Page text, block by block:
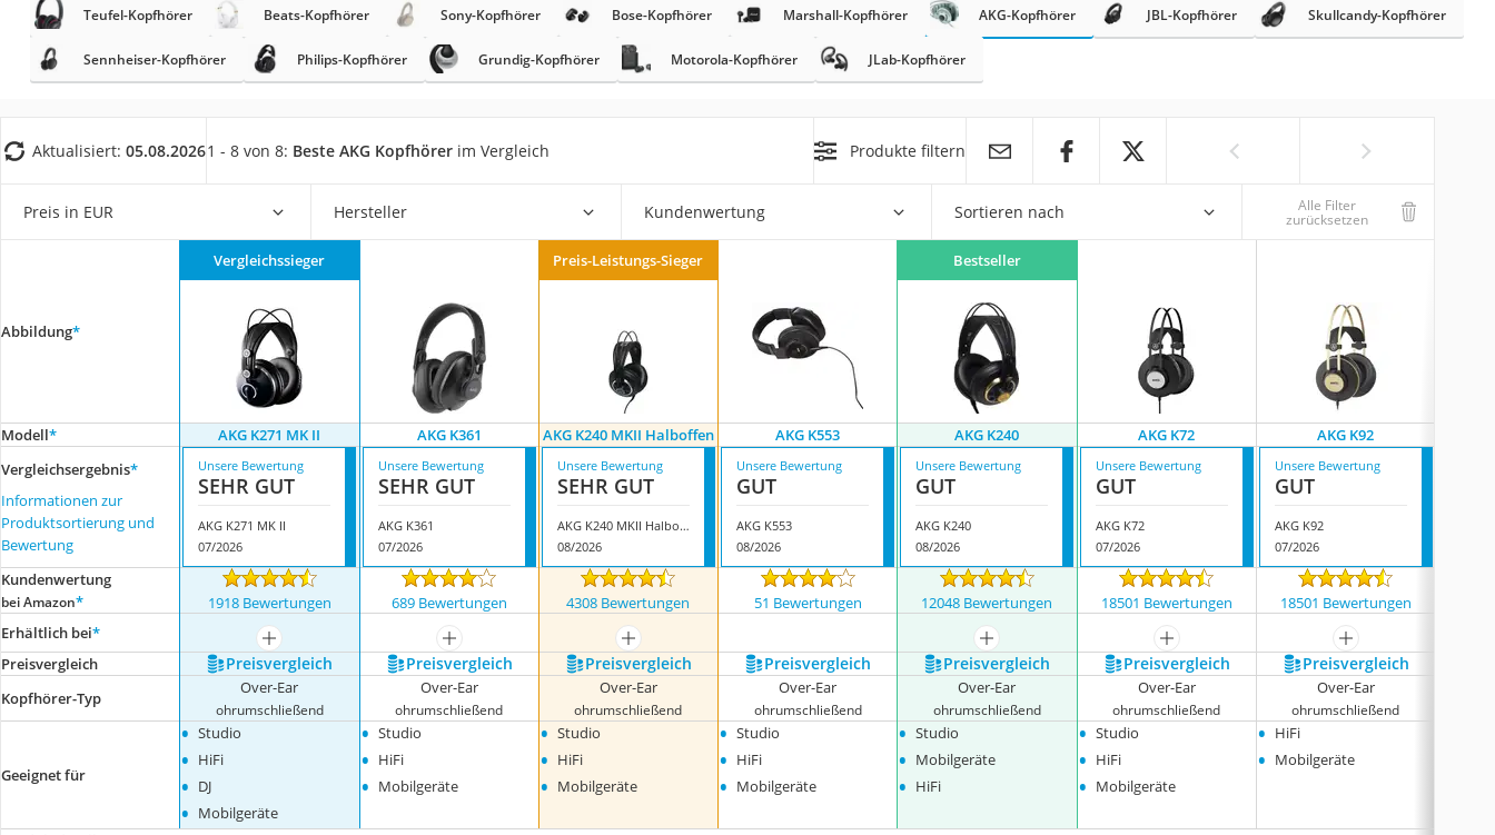
Satellitenschüssel
Gaming-Headset
Ladekabel Typ 2 Schuko
Lichtwecker
Acer Aspire
Teufel-Kopfhörer Beats-Kopfhörer Sony-Kopfhörer Bose-Kopfhörer Marshall-Kopfhörer AKG-Kopfhörer JBL-Kopfhörer Skullcandy-Kopfhörer
Sennheiser-Kopfhörer Philips-Kopfhörer Grundig-Kopfhörer Motorola-Kopfhörer JLab-Kopfhörer
Aktualisiert: 05.08.20261 - 8 von 8: Beste AKG Kopfhörer im Vergleich Produkte filtern
Preis in EUR Hersteller Kundenwertung Sortieren nach Alle Filter
zurücksetzen
Abbildung*
Vergleichssieger Preis-Leistungs-Sieger Bestseller
Modell* AKG K271 MK II AKG K361 AKG K240 MKII Halboffen AKG K553 AKG K240 AKG K72
AKG K92
Vergleichsergebnis*
Informationen zur
Produktsortierung und
Bewertung
Unsere Bewertung
SEHR GUT
AKG K271 MK II
07/2026
Unsere Bewertung
SEHR GUT
AKG K361
07/2026
Unsere Bewertung
SEHR GUT
AKG K240 MKII Halboffen
08/2026
Unsere Bewertung
GUT
AKG K553
08/2026
Unsere Bewertung
GUT
AKG K240
08/2026
Unsere Bewertung
GUT
AKG K72
07/2026
Unsere Bewertung
GUT
AKG K92
07/2026
Kundenwertung
bei Amazon* 1918 Bewertungen 689 Bewertungen 4308 Bewertungen 51 Bewertungen 12048 Bewertungen 18501 Bewertungen 18501 Bewertungen
Erhältlich bei*
mehr anzeigen mehr anzeigen mehr anzeigen mehr anzeigen mehr anzeigen
mehr anzeigen
Preis­vergleich
Preis­vergleich Preis­vergleich Preis­vergleich Preis­vergleich Preis­vergleich Preis­vergleich Preis­vergleich
Kopfhörer-Typ
Over-Ear
ohrumschließend
Over-Ear
ohrumschließend
Over-Ear
ohrumschließend
Over-Ear
ohrumschließend
Over-Ear
ohrumschließend
Over-Ear
ohrumschließend
Over-Ear
ohrumschließend
Geeignet für
• Studio
• HiFi
• DJ
• Mobilgeräte
• Studio
• HiFi
• Mobilgeräte
• Studio
• HiFi
• Mobilgeräte
• Studio
• HiFi
• Mobilgeräte
• Studio
• Mobilgeräte
• HiFi
• Studio
• HiFi
• Mobilgeräte
• HiFi
• Mobilgeräte